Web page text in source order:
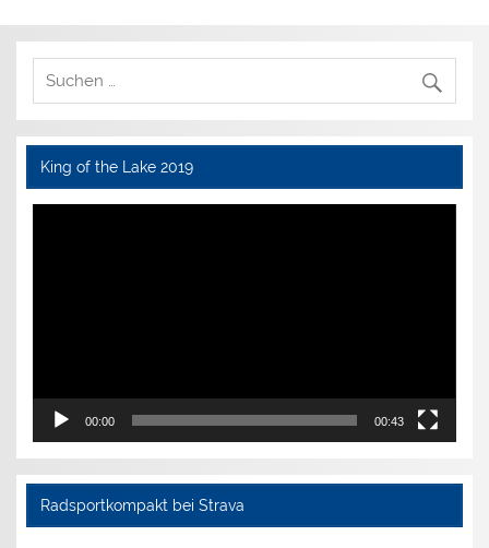
King of the Lake 2019
Video-
00:00 00:43
Radsportkompakt bei Strava